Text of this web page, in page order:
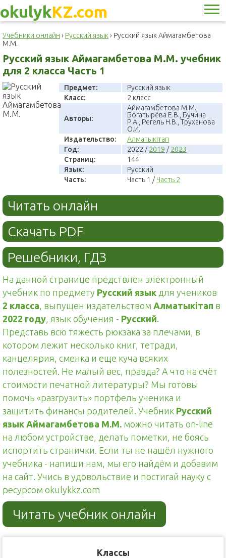
okulykKZ.com
Учебники онлайн › Русский язык › Русский язык Аймагамбетова
М.М.
Русский язык Аймагамбетова М.М. учебник
для 2 класса Часть 1
Предмет:
Русский язык
Класс:
2 класс
Авторы:
Аймагамбетова М.М.,
Богатырёва Е.В., Бучина
Р.А., Регель Н.В., Труханова
О.И.
Издательство:
Алматыкітап
Год:
2022 / 2019 / 2023
Страниц:
144
Язык:
Русский
Часть:
Часть 1 / Часть 2
Читать онлайн
Скачать PDF
Решебники, ГДЗ
На данной странице предствлен электронный
учебник по предмету Русский язык для учеников
2 класса, выпущен издательством Алматыкітап в
2022 году, язык обучения - Русский.
Представь всю тяжесть рюкзака за плечами, в
котором лежит несколько книг, тетради,
канцелярия, сменка и еще куча всяких
полезностей. Не малый вес, правда? А что на счёт
стоимости печатной литературы? Мы готовы
помочь «разгрузить» портфель ученика и
защитить финансы родителей. Учебник Русский
язык Аймагамбетова М.М. можно читать on-line
на любом устройстве, делать пометки, не боясь
испортить странички. Если ты не нашёл нужного
учебника - напиши нам, мы его найдём и добавим
на сайт. Учись в удовольствие и постигай науку с
ресурсом okulykkz.com
Читать учебник онлайн
Классы